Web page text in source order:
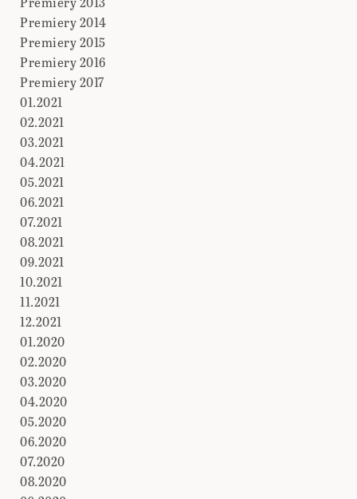
Premiery 2014
Premiery 2015
Premiery 2016
Premiery 2017
01.2021
02.2021
03.2021
04.2021
05.2021
06.2021
07.2021
08.2021
09.2021
10.2021
11.2021
12.2021
01.2020
02.2020
03.2020
04.2020
05.2020
06.2020
07.2020
08.2020